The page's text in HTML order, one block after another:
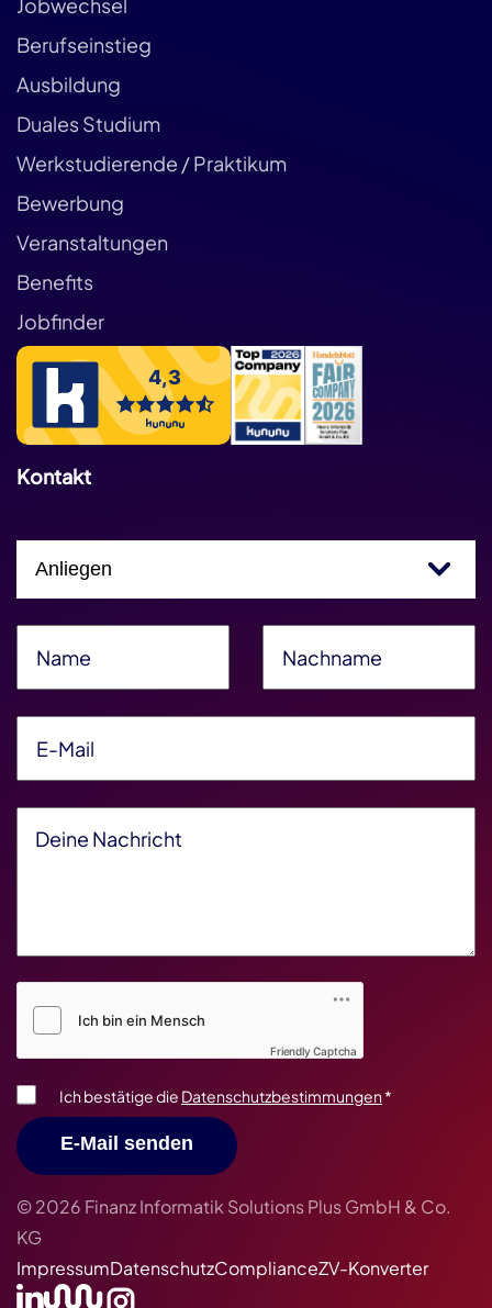
Berufseinstieg
Ausbildung
Duales Studium
Werkstudierende / Praktikum
Bewerbung
Veranstaltungen
Benefits
Jobfinder
Kontakt
Friendly Captcha
Ich bestätige die Datenschutzbestimmungen*
E-Mail senden
© 2026 Finanz Informatik Solutions Plus GmbH & Co.
KG
ImpressumDatenschutzComplianceZV-Konverter